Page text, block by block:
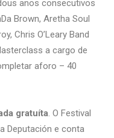
anos consecutivos
Brown, Aretha Soul
Chris O’Leary Band
a cargo de
aforo – 40
gratuíta . O Festival
Deputación e conta